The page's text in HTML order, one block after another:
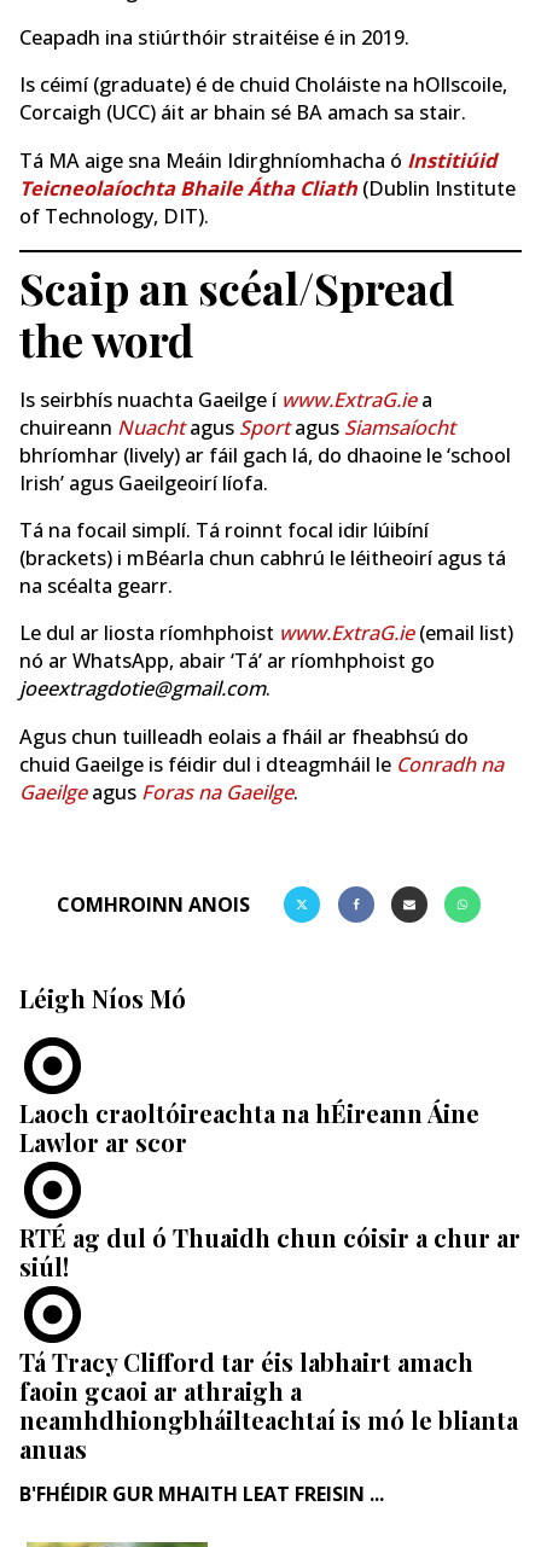
Ceapadh ina stiúrthóir straitéise é in 2019.
Is céimí (graduate) é de chuid Choláiste na hOllscoile,
Corcaigh (UCC) áit ar bhain sé BA amach sa stair.
Tá MA aige sna Meáin Idirghníomhacha ó Institiúid
Teicneolaíochta Bhaile Átha Cliath (Dublin Institute
of Technology, DIT).
Scaip an scéal/Spread
the word
Is seirbhís nuachta Gaeilge í www.ExtraG.ie a
chuireann Nuacht agus Sport agus Siamsaíocht
bhríomhar (lively) ar fáil gach lá, do dhaoine le ‘school
Irish’ agus Gaeilgeoirí líofa.
Tá na focail simplí. Tá roinnt focal idir lúibíní
(brackets) i mBéarla chun cabhrú le léitheoirí agus tá
na scéalta gearr.
Le dul ar liosta ríomhphoist www.ExtraG.ie (email list)
nó ar WhatsApp, abair ‘Tá’ ar ríomhphoist go
joeextragdotie@gmail.com.
Agus chun tuilleadh eolais a fháil ar fheabhsú do
chuid Gaeilge is féidir dul i dteagmháil le Conradh na
Gaeilge agus Foras na Gaeilge.
COMHROINN ANOIS
Léigh Níos Mó
Laoch craoltóireachta na hÉireann Áine
Lawlor ar scor
RTÉ ag dul ó Thuaidh chun cóisir a chur ar
siúl!
Tá Tracy Clifford tar éis labhairt amach
faoin gcaoi ar athraigh a
neamhdhiongbháilteachtaí is mó le blianta
anuas
B'FHÉIDIR GUR MHAITH LEAT FREISIN ...